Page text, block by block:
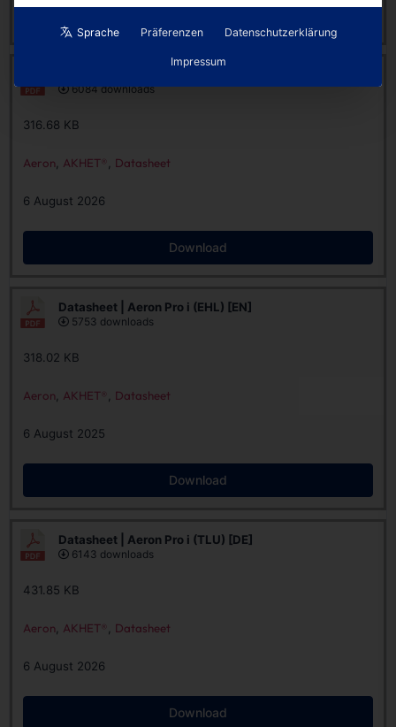
6084 downloads
316.68 KB
Aeron AKHET® Datasheet
6 August 2026
Download
Datasheet | Aeron Pro i (EHL) [EN]
5753 downloads
318.02 KB
Aeron AKHET® Datasheet
6 August 2025
Download
Datasheet | Aeron Pro i (TLU) [DE]
6143 downloads
431.85 KB
Aeron AKHET® Datasheet
6 August 2026
Download
Sprache Präferenzen Datenschutzerklärung
Impressum